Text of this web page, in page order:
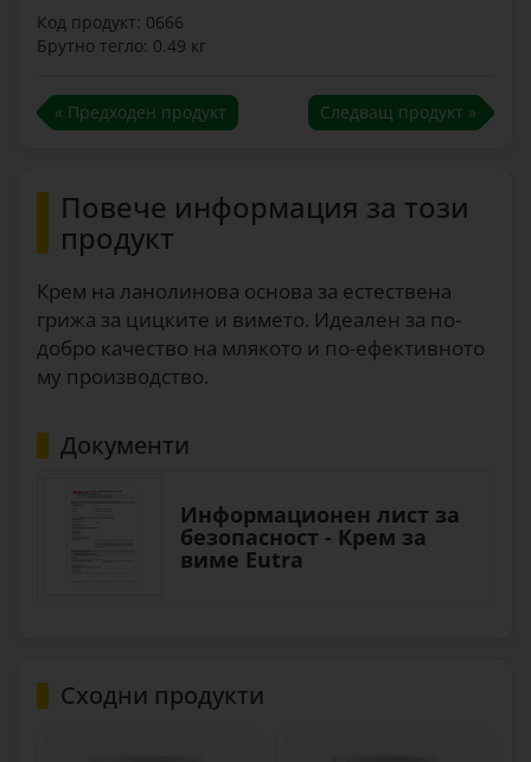
Код продукт: 0666
Брутно тегло: 0.49 кг
« Предходен продукт Следващ продукт »
Повече информация за този
продукт
Крем на ланолинова основа за естествена
грижа за цицките и вимето. Идеален за по-
добро качество на млякото и по-ефективното
му производство.
Документи
Информационен лист за
безопасност - Крем за
виме Eutra
Сходни продукти